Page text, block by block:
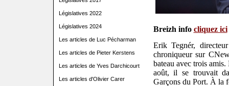
Législatives 2022
Législatives 2024
Les articles de Luc Pécharman
Les articles de Pieter Kerstens
Les articles de Yves Darchicourt
Les articles d'Olivier Carer
Breizh info cliquez ici
Erik Tegnér,
chroniqueur sur
bateau avec trois
août, il se trouvait
Garçons du Port. À la